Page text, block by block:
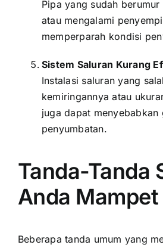
Pipa yang sudah
atau mengalami
memperparah kondisi
Sistem Saluran Kurang
Instalasi saluran yang
kemiringannya atau
juga dapat menyebabkan
penyumbatan.
Tanda-Tanda
Anda Mampet
Beberapa tanda umum yang